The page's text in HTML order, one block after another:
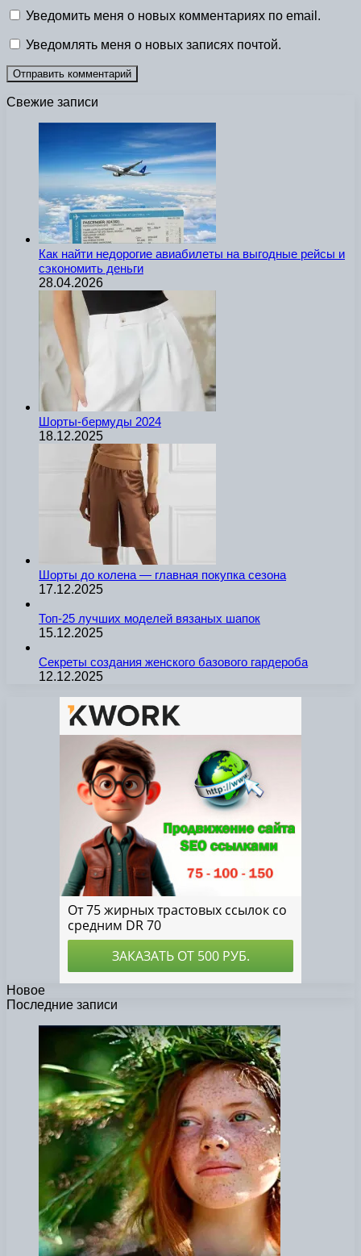
Уведомить меня о новых комментариях по email.
Уведомлять меня о новых записях почтой.
Свежие записи
Как найти недорогие авиабилеты на выгодные рейсы и
сэкономить деньги
28.04.2026
Шорты-бермуды 2024
18.12.2025
Шорты до колена — главная покупка сезона
17.12.2025
Топ-25 лучших моделей вязаных шапок
15.12.2025
Секреты создания женского базового гардероба
12.12.2025
Новое
Последние записи